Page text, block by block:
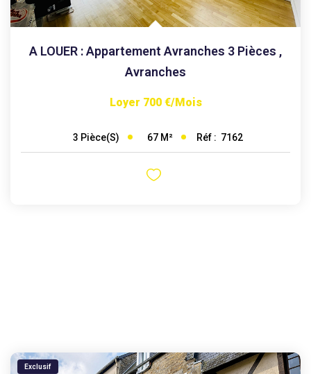
A LOUER : Appartement Avranches 3 Pièces ,
Avranches
Loyer 700 €/mois
3 Pièce(s) 67 M² Réf : 7162
Exclusif